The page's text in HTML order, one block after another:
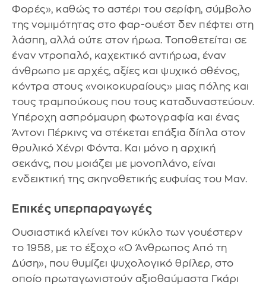
Φορές», καθώς το αστέρι του σερίφη, σύμβολο
της νομιμότητας στο φαρ-ουέστ δεν πέφτει στη
λάσπη, αλλά ούτε στον ήρωα. Τοποθετείται σε
έναν ντροπαλό, καχεκτικό αντιήρωα, έναν
άνθρωπο με αρχές, αξίες και ψυχικό σθένος,
κόντρα στους «νοικοκυραίους» μιας πόλης και
τους τραμπούκους που τους καταδυναστεύουν.
Υπέροχη ασπρόμαυρη φωτογραφία και ένας
Άντονι Πέρκινς να στέκεται επάξια δίπλα στον
θρυλικό Χένρι Φόντα. Και μόνο η αρχική
σεκάνς, που μοιάζει με μονοπλάνο, είναι
ενδεικτική της σκηνοθετικής ευφυίας του Μαν.
Επικές υπερπαραγωγές
Ουσιαστικά κλείνει τον κύκλο των γουέστερν
το 1958, με το έξοχο «Ο Άνθρωπος Από τη
Δύση», που θυμίζει ψυχολογικό θρίλερ, στο
οποίο πρωταγωνιστούν αξιοθαύμαστα Γκάρι